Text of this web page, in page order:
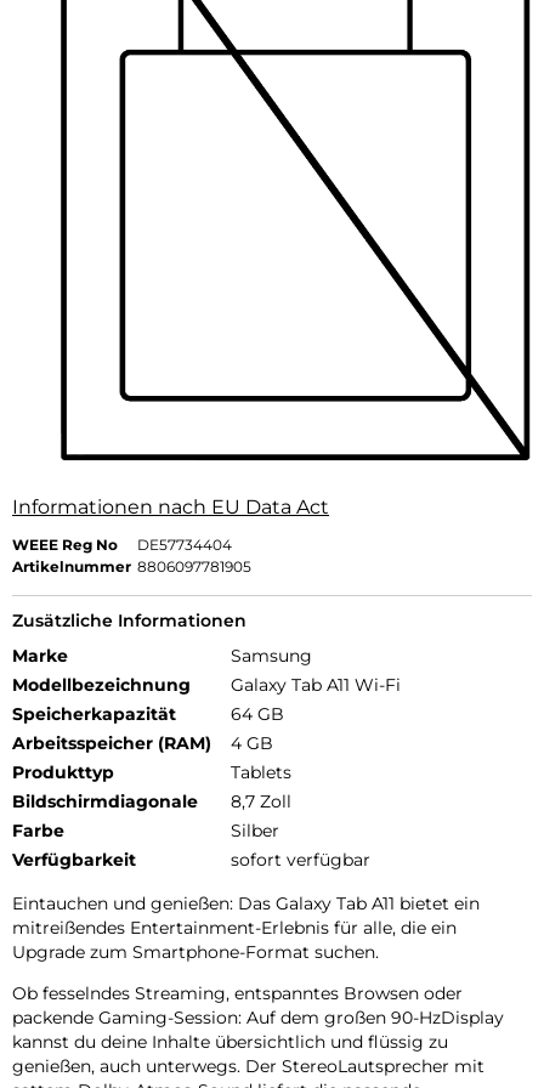
Informationen nach EU Data Act
WEEE Reg No
DE57734404
Artikelnummer 8806097781905
Zusätzliche Informationen
Marke
Samsung
Modellbezeichnung
Galaxy Tab A11 Wi-Fi
Speicherkapazität
64 GB
Arbeitsspeicher (RAM)
4 GB
Produkttyp
Tablets
Bildschirmdiagonale
8,7 Zoll
Farbe
Silber
Verfügbarkeit
sofort verfügbar
Eintauchen und genießen: Das Galaxy Tab A11 bietet ein
mitreißendes Entertainment-Erlebnis für alle, die ein
Upgrade zum Smartphone-Format suchen.
Ob fesselndes Streaming, entspanntes Browsen oder
packende Gaming-Session: Auf dem großen 90-HzDisplay
kannst du deine Inhalte übersichtlich und flüssig zu
genießen, auch unterwegs. Der StereoLautsprecher mit